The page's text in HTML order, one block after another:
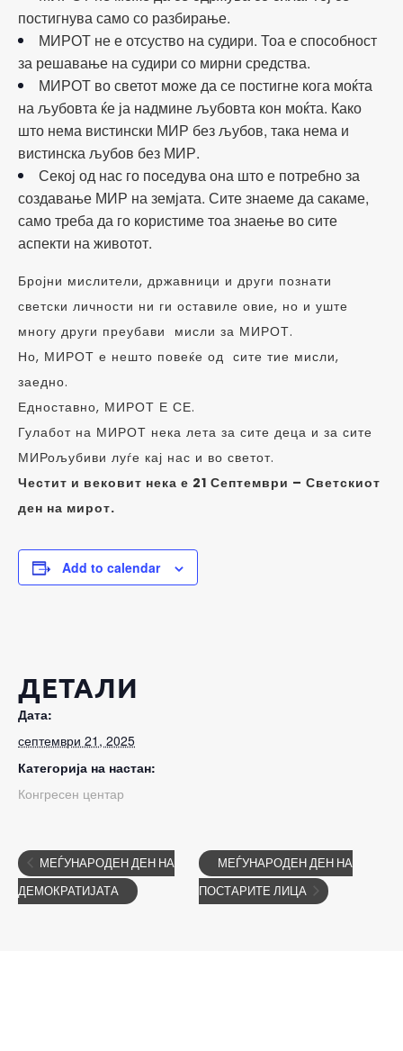
постигнува само со разбирање.
МИРОТ не е отсуство на судири. Тоа е способност
за решавање на судири со мирни средства.
МИРОТ во светот може да се постигне кога моќта
на љубовта ќе ја надмине љубовта кон моќта. Како
што нема вистински МИР без љубов, така нема и
вистинска љубов без МИР.
Секој од нас го поседува она што е потребно за
создавање МИР на земјата. Сите знаеме да сакаме,
само треба да го користиме тоа знаење во сите
аспекти на животот.
Бројни мислители, државници и други познати
светски личности ни ги оставиле овие, но и уште
многу други преубави мисли за МИРОТ.
Но, МИРОТ е нешто повеќе од сите тие мисли,
заедно.
Едноставно, МИРОТ Е СЕ.
Гулабот на МИРОТ нека лета за сите деца и за сите
МИРољубиви луѓе кај нас и во светот.
Честит и вековит нека е 21 Септември – Светскиот
ден на мирот.
Add to calendar
ДЕТАЛИ
Дата:
септември 21, 2025
Категорија на настан:
Конгресен центар
МЕЃУНАРОДЕН ДЕН НА
ДЕМОКРАТИЈАТА
МЕЃУНАРОДЕН ДЕН НА
ПОСТАРИТЕ ЛИЦА